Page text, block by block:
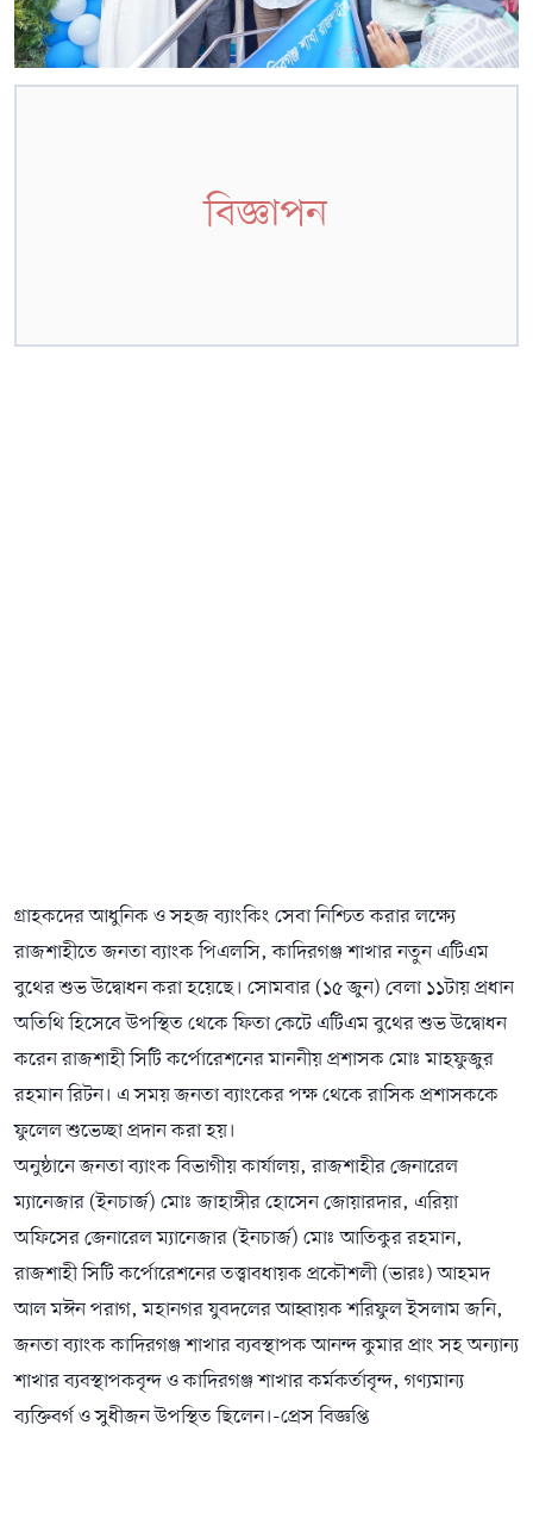
বিজ্ঞাপন
গ্রাহকদের আধুনিক ও সহজ ব্যাংকিং সেবা নিশ্চিত করার লক্ষ্যে
রাজশাহীতে জনতা ব্যাংক পিএলসি, কাদিরগঞ্জ শাখার নতুন এটিএম
বুথের শুভ উদ্বোধন করা হয়েছে। সোমবার (১৫ জুন) বেলা ১১টায় প্রধান
অতিথি হিসেবে উপস্থিত থেকে ফিতা কেটে এটিএম বুথের শুভ উদ্বোধন
করেন রাজশাহী সিটি কর্পোরেশনের মাননীয় প্রশাসক মোঃ মাহফুজুর
রহমান রিটন। এ সময় জনতা ব্যাংকের পক্ষ থেকে রাসিক প্রশাসককে
ফুলেল শুভেচ্ছা প্রদান করা হয়।
অনুষ্ঠানে জনতা ব্যাংক বিভাগীয় কার্যালয়, রাজশাহীর জেনারেল
ম্যানেজার (ইনচার্জ) মোঃ জাহাঙ্গীর হোসেন জোয়ারদার, এরিয়া
অফিসের জেনারেল ম্যানেজার (ইনচার্জ) মোঃ আতিকুর রহমান,
রাজশাহী সিটি কর্পোরেশনের তত্ত্বাবধায়ক প্রকৌশলী (ভারঃ) আহমদ
আল মঈন পরাগ, মহানগর যুবদলের আহ্বায়ক শরিফুল ইসলাম জনি,
জনতা ব্যাংক কাদিরগঞ্জ শাখার ব্যবস্থাপক আনন্দ কুমার প্রাং সহ অন্যান্য
শাখার ব্যবস্থাপকবৃন্দ ও কাদিরগঞ্জ শাখার কর্মকর্তাবৃন্দ, গণ্যমান্য
ব্যক্তিবর্গ ও সুধীজন উপস্থিত ছিলেন।-প্রেস বিজ্ঞপ্তি